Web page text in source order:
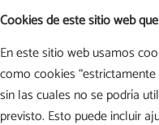
Cookies de este sitio web
En este sitio web usamos
como cookies
sin las cuales no se podría
previsto. Esto puede incluir